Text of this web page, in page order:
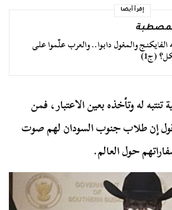
إقرأ أيضا
الفايكنج والمغول دابوا.. والعرب علّموا على
(ج1)
تنتبه له وتأخذه بعين الاعتبار، فمن
إن طلاب جنوب السودان لهم صوت
حول العالم.